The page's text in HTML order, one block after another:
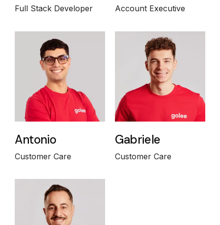
Full Stack Developer Account Executive
Antonio
Customer Care
Gabriele
Customer Care